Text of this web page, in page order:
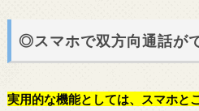
◎スマホで双方向通話が
実用的な機能としては、スマホと